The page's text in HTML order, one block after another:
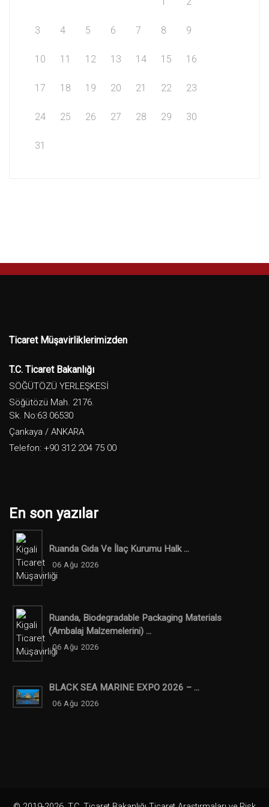
3 4 5 6 7 8 9
10 11 12 13 14 15 16
17 18 19 20 21 22 23
24 25 26 27 28 29 30
31
Ticaret Müşavirliklerimizden
T.C. Ticaret Bakanlığı
SÖĞÜTÖZÜ YERLEŞKESİ
Söğütözü Mah. 2176.
Sk. No:63 06530
Çankaya / ANKARA
Telefon: +90 312 204 75 00
En son yazılar
Ruanda Gıda Ve İlaç Kurumu Halk ...
06 Ağu 2026
Ruanda, Biodegradable Packaging Materials
(ambalaj Malzemelerini) ...
06 Ağu 2026
BLACK SEA MARINE EXPO 2026 – ...
06 Ağu 2026